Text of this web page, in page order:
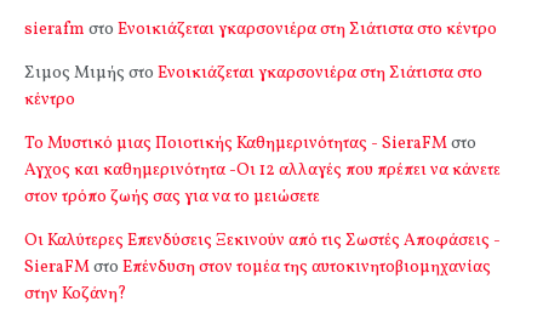
sierafm στο Ενοικιάζεται γκαρσονιέρα στη Σιάτιστα στο κέντρο
Σιμος Μιμής στο Ενοικιάζεται γκαρσονιέρα στη Σιάτιστα στο
κέντρο
Το Μυστικό μιας Ποιοτικής Καθημερινότητας - SieraFMστο
Αγχος και καθημερινότητα -Οι 12 αλλαγές που πρέπει να κάνετε
στον τρόπο ζωής σας για να το μειώσετε
Οι Καλύτερες Επενδύσεις Ξεκινούν από τις Σωστές Αποφάσεις -
SieraFMστο Επένδυση στον τομέα της αυτοκινητοβιομηχανίας
στην Κοζάνη?